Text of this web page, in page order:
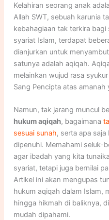
Kelahiran seorang anak
Allah SWT, sebuah karunia
kebahagiaan tak terkira bagi
syariat Islam, terdapat
dianjurkan untuk
satunya adalah aqiqah.
melainkan wujud rasa
Sang Pencipta atas amanah
Namun, tak jarang muncul
hukum aqiqah, bagaimana
sesuai sunah, serta apa
dipenuhi. Memahami seluk-
agar ibadah yang kita
syariat, tetapi juga bernilai
Artikel ini akan mengupas
hukum aqiqah dalam Islam,
hingga hikmah di baliknya,
mudah dipahami.